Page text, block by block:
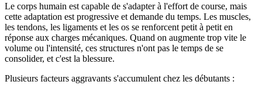
Le corps humain est capable de s'adapter à l'effort de course, mais
cette adaptation est progressive et demande du temps. Les muscles,
les tendons, les ligaments et les os se renforcent petit à petit en
réponse aux charges mécaniques. Quand on augmente trop vite le
volume ou l'intensité, ces structures n'ont pas le temps de se
consolider, et c'est la blessure.
Plusieurs facteurs aggravants s'accumulent chez les débutants :